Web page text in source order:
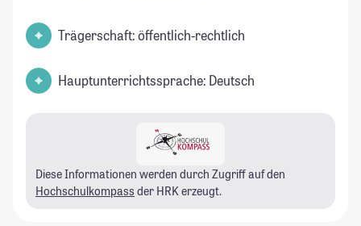
Trägerschaft: öffentlich-rechtlich
Hauptunterrichtssprache: Deutsch
Diese Informationen werden durch Zugriff auf den
Hochschulkompass der HRK erzeugt.